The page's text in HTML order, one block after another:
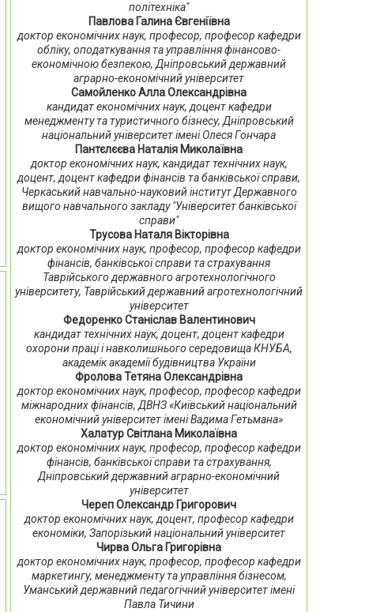
політехніка"
Павлова Галина Євгеніївна
доктор економічних наук, професор, професор кафедри
обліку, оподаткування та управління фінансово-
економічною безпекою, Дніпровський державний
аграрно-економічний університет
Самойленко Алла Олександрівна
кандидат економічних наук, доцент кафедри
менеджменту та туристичного бізнесу, Дніпровський
національний університет імені Олеся Гончара
Пантєлєєва Наталія Миколаївна
доктор економічних наук, кандидат технічних наук,
доцент, доцент кафедри фінансів та банківської справи,
Черкаський навчально-науковий інститут Державного
вищого навчального закладу "Університет банківської
справи"
Трусова Наталя Вікторівна
доктор економічних наук, професор, професор кафедри
фінансів, банківської справи та страхування
Таврійського державного агротехнологічного
університету, Таврійський державний агротехнологічний
університет
Федоренко Станіслав Валентинович
кандидат технічних наук, доцент, доцент кафедри
охорони праці і навколишнього середовища КНУБА,
академік академії будівництва України
Фролова Тетяна Олександрівна
доктор економічних наук, професор, професор кафедри
міжнародних фінансів, ДВНЗ «Київський національний
економічний університет імені Вадима Гетьмана»
Халатур Світлана Миколаївна
доктор економічних наук, професор, професор кафедри
фінансів, банківської справи та страхування,
Дніпровський державний аграрно-економічний
університет
Череп Олександр Григорович
доктор економічних наук, доцент, професор кафедри
економіки, Запорізький національний університет
Чирва Ольга Григорівна
доктор економічних наук, професор, професор кафедри
маркетингу, менеджменту та управління бізнесом,
Уманський державний педагогічний університет імені
Павла Тичини